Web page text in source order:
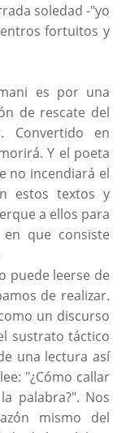
soledad -"yo
fortuitos y
es por una
de rescate del
Convertido en
Y el poeta
no incendiará el
estos textos y
a ellos para
que consiste
puede leerse de
de realizar.
un discurso
sustrato táctico
una lectura así
"¿Cómo callar
palabra?". Nos
mismo del